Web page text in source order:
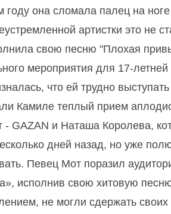
она сломала палец на
артистки это не
свою песню "Плохая
мероприятия для 17-
что ей трудно
Камиле теплый прием
- GAZAN и Наташа Королева,
дней назад, но уже
Певец Мот поразил
исполнив свою хитовую
не могли сдержать своих